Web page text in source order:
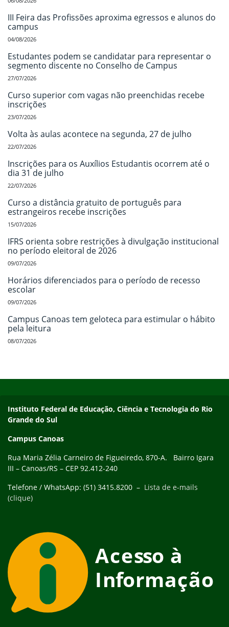
III Feira das Profissões aproxima egressos e alunos do
campus
04/08/2026
Estudantes podem se candidatar para representar o
segmento discente no Conselho de Campus
27/07/2026
Curso superior com vagas não preenchidas recebe
inscrições
23/07/2026
Volta às aulas acontece na segunda, 27 de julho
22/07/2026
Inscrições para os Auxílios Estudantis ocorrem até o
dia 31 de julho
22/07/2026
Curso a distância gratuito de português para
estrangeiros recebe inscrições
15/07/2026
IFRS orienta sobre restrições à divulgação institucional
no período eleitoral de 2026
09/07/2026
Horários diferenciados para o período de recesso
escolar
09/07/2026
Campus Canoas tem geloteca para estimular o hábito
pela leitura
08/07/2026
Instituto Federal de Educação, Ciência e Tecnologia do Rio
Grande do Sul
Campus Canoas
Rua Maria Zélia Carneiro de Figueiredo, 870-A. Bairro Igara
III – Canoas/RS – CEP 92.412-240
Telefone / WhatsApp: (51) 3415.8200 – Lista de e-mails
(clique)